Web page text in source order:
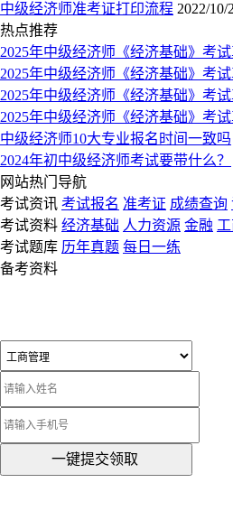
中级经济师准考证打印流程 2022/10/
热点推荐
2025年中级经济师《经济基础》考试
2025年中级经济师《经济基础》考试
2025年中级经济师《经济基础》考试
2025年中级经济师《经济基础》考试
中级经济师10大专业报名时间一致吗
2024年初中级经济师考试要带什么？
网站热门导航
考试资讯 考试报名 准考证 成绩查询
考试资料 经济基础 人力资源 金融
考试题库 历年真题 每日一练
备考资料
一键提交领取